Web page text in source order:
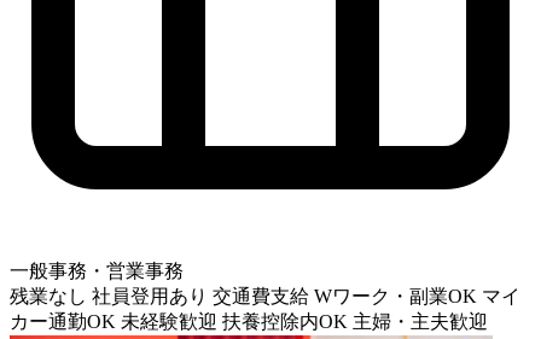
一般事務・営業事務
残業なし 社員登用あり 交通費支給 Wワーク・副業OK マイ
カー通勤OK 未経験歓迎 扶養控除内OK 主婦・主夫歓迎